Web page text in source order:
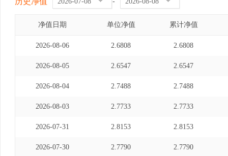
净值日期 单位净值 累计净值
2026-08-06 2.6808 2.6808
2026-08-05 2.6547 2.6547
2026-08-04 2.7488 2.7488
2026-08-03 2.7733 2.7733
2026-07-31 2.8153 2.8153
2026-07-30 2.7790 2.7790